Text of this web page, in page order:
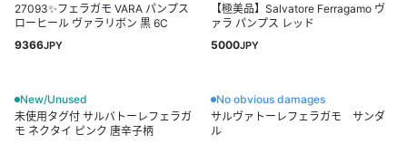
27093✨フェラガモ VARA パンプス
ローヒール ヴァラリボン 黒 6C
9366JPY
【極美品】Salvatore Ferragamo ヴ
ァラ パンプス レッド
5000JPY
New/Unused
未使用タグ付 サルバトーレフェラガ
モ ネクタイ ピンク 唐辛子柄
No obvious damages
サルヴァトーレフェラガモ サンダ
ル